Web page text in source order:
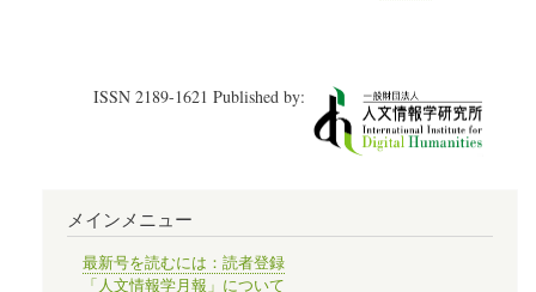
ISSN 2189-1621 Published by:
メインメニュー
最新号を読むには：読者登録
「人文情報学月報」について